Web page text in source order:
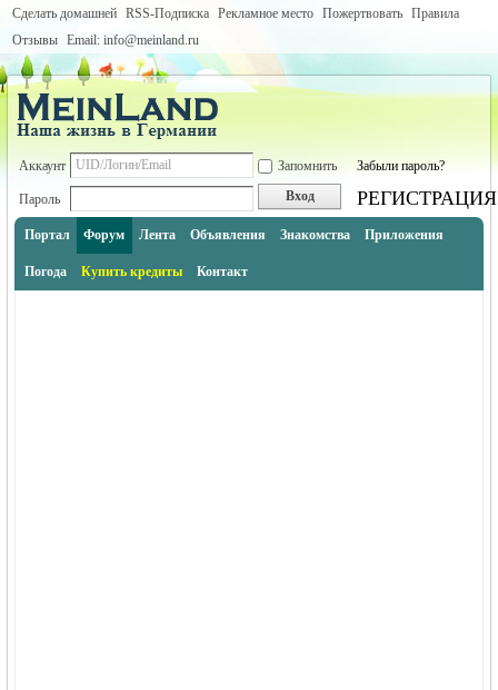
Сделать домашней RSS-Подписка Рекламное место Пожертвовать Правила
Отзывы Email: info@meinland.ru
Аккаунт Запомнить Забыли пароль?
Пароль Вход РЕГИСТРАЦИЯ
Портал Форум Лента Объявления Знакомства Приложения
Погода Купить кредиты Контакт